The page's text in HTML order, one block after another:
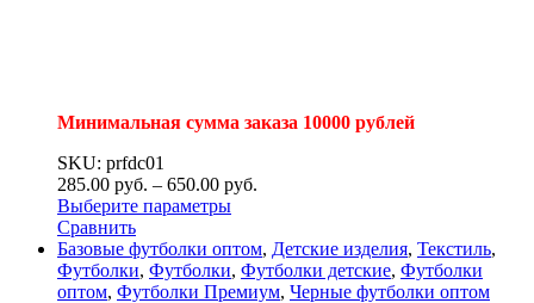
Минимальная сумма заказа 10000 рублей
SKU: prfdc01
285.00 руб. – 650.00 руб.
Выберите параметры
Сравнить
Базовые футболки оптом, Детские изделия, Текстиль,
Футболки, Футболки, Футболки детские, Футболки
оптом, Футболки Премиум, Черные футболки оптом